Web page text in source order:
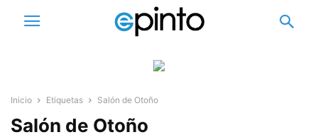
Inicio Etiquetas Salón de Otoño
Salón de Otoño